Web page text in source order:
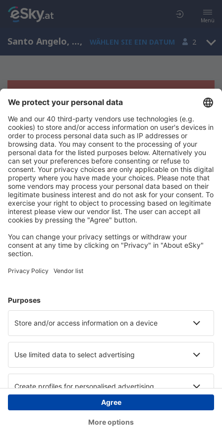
Menü
Santo Angelo, Rio Grande do Sul, Brasilien, WÄHLEN SIE EIN DATUM 2
Es tut uns leid, wir können keine
Ergebnisse aufzeigen
Bitte starten Sie Ihre Suche erneut mit anderen Suchkriterien.
Copyright © eSky.at. Alle Rechte vorbehalten.